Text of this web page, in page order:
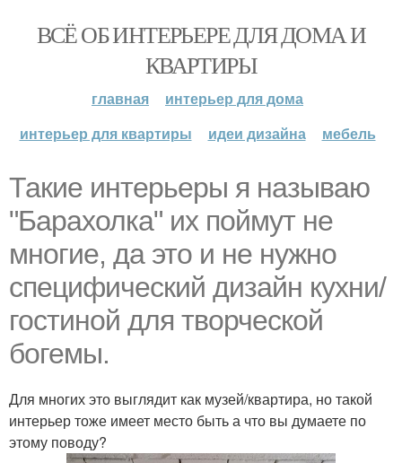
ВСЁ ОБ ИНТЕРЬЕРЕ ДЛЯ ДОМА И
КВАРТИРЫ
главная
интерьер для дома
интерьер для квартиры
идеи дизайна мебель
Такие интерьеры я называю
"Барахолка" их поймут не
многие, да это и не нужно
специфический дизайн кухни/
гостиной для творческой
богемы.
Для многих это выглядит как музей/квартира, но такой
интерьер тоже имеет место быть а что вы думаете по
этому поводу?